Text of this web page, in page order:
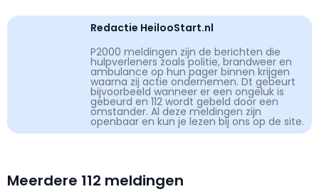
Redactie HeilooStart.nl
P2000 meldingen zijn de berichten die
hulpverleners zoals politie, brandweer en
ambulance op hun pager binnen krijgen
waarna zij actie ondernemen. Dt gebeurt
bijvoorbeeld wanneer er een ongeluk is
gebeurd en 112 wordt gebeld door een
omstander. Al deze meldingen zijn
openbaar en kun je lezen bij ons op de site.
Meerdere 112 meldingen